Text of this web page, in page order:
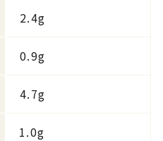
2.4g
0.9g
4.7g
1.0g